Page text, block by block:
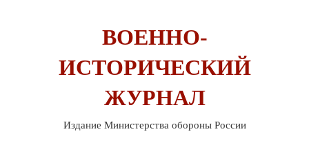
ВОЕННО-
ИСТОРИЧЕСКИЙ
ЖУРНАЛ
Издание Министерства обороны России